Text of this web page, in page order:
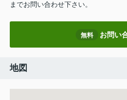
までお問い合わせ下さい。
無料 お問い
地図